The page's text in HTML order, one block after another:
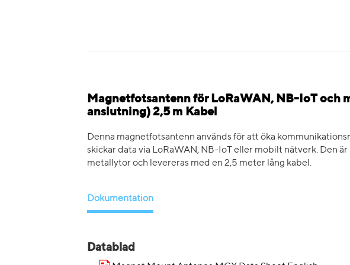
Magnetfotsantenn för LoRaWAN, NB-IoT och
anslutning) 2,5 m Kabel
Denna magnetfotsantenn används för att öka
skickar data via LoRaWAN, NB-IoT eller mobilt nätverk. Den
metallytor och levereras med en 2,5 meter lång kabel.
Dokumentation
Datablad